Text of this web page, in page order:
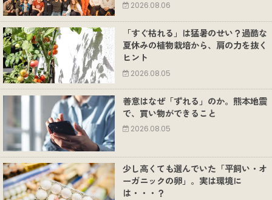
2026.08.06
「すぐ枯れる」は猛暑のせい？過酷な
夏休みの植物栽培から、肩の力を抜く
ヒント
2026.08.05
善意はなぜ「ずれる」のか。熊本地震
で、買い物ができること
2026.08.05
少し高くても選んでいた「平飼い・オ
ーガニックの卵」。実は環境に
は・・・？